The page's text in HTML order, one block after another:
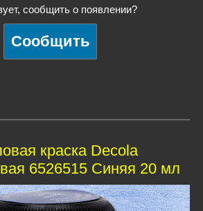
сообщить о появлении?
краска Decola
6526515 Синяя 20 мл